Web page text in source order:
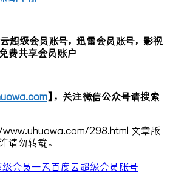
超级会员账号，迅雷会员账号，影视
费共享会员账户
】，关注微信公众号请搜索
298.html 文章版
请勿转载。
会员一天百度云超级会员账号